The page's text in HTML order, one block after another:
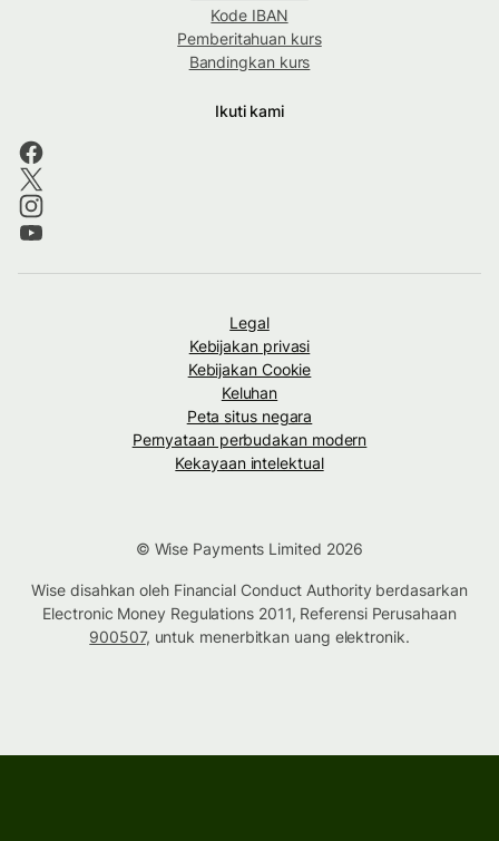
Kode IBAN
Pemberitahuan kurs
Bandingkan kurs
Ikuti kami
Legal
Kebijakan privasi
Kebijakan Cookie
Keluhan
Peta situs negara
Pernyataan perbudakan modern
Kekayaan intelektual
© Wise Payments Limited 2026
Wise disahkan oleh Financial Conduct Authority berdasarkan
Electronic Money Regulations 2011, Referensi Perusahaan
900507, untuk menerbitkan uang elektronik.